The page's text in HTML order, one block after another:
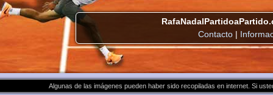
Contacto|
Algunas de las imágenes pueden haber sido recopiladas en internet. Si